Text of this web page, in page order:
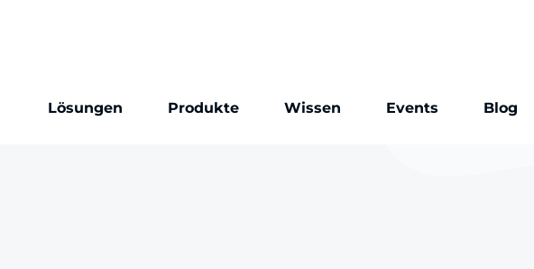
Lösungen Produkte Wissen Events Blog